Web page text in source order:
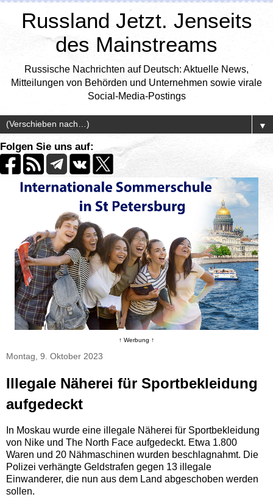
Russland Jetzt. Jenseits
des Mainstreams
Russische Nachrichten auf Deutsch: Aktuelle News,
Mitteilungen von Behörden und Unternehmen sowie virale
Social-Media-Postings
▼
Folgen Sie uns auf:
↑ Werbung ↑
Montag, 9. Oktober 2023
Illegale Näherei für Sportbekleidung
aufgedeckt
In Moskau wurde eine illegale Näherei für Sportbekleidung
von Nike und The North Face aufgedeckt. Etwa 1.800
Waren und 20 Nähmaschinen wurden beschlagnahmt. Die
Polizei verhängte Geldstrafen gegen 13 illegale
Einwanderer, die nun aus dem Land abgeschoben werden
sollen.